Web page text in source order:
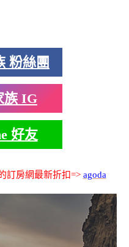
粉絲團
族 IG
好友
訂房網最新折扣=> agoda